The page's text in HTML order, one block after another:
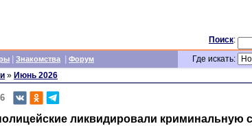
Поиск:
Знакомства Форум
Где искать:
» Июнь 2026
ликвидировали криминальную